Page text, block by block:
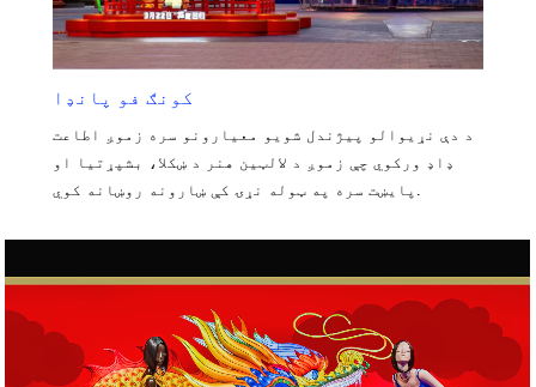
کونګ فو پانډا
د دې نړیوالو پیژندل شویو معیارونو سره زموږ اطاعت
ډاډ ورکوي چې زموږ د لالټین هنر د ښکلا، بشپړتیا او
پایښت سره په ټوله نړۍ کې ښارونه روښانه کوي.